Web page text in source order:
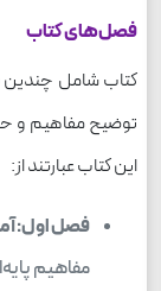
فصل‌های کتاب
کتاب شامل
توضیح مفاهیم و
این کتاب عبارتند از:
فصل اول:
مفاهیم